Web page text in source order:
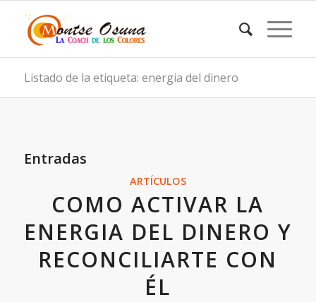
Listado de la etiqueta: energia del dinero
Entradas
ARTÍCULOS
COMO ACTIVAR LA
ENERGIA DEL DINERO Y
RECONCILIARTE CON
ÉL